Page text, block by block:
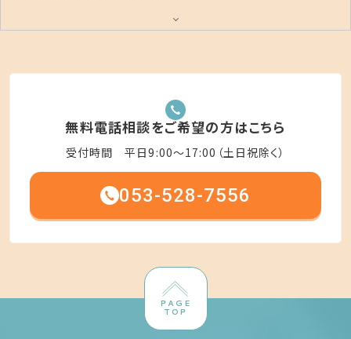
無料電話相談をご希望の方はこちら
受付時間 平日9:00〜17:00（土日祝除く）
053-528-7556
PAGE
TOP